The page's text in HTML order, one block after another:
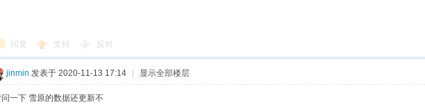
回复 支持 反对
jinmin 发表于 2020-11-13 17:14 | 显示全部楼层
一下 雪原的数据还更新不